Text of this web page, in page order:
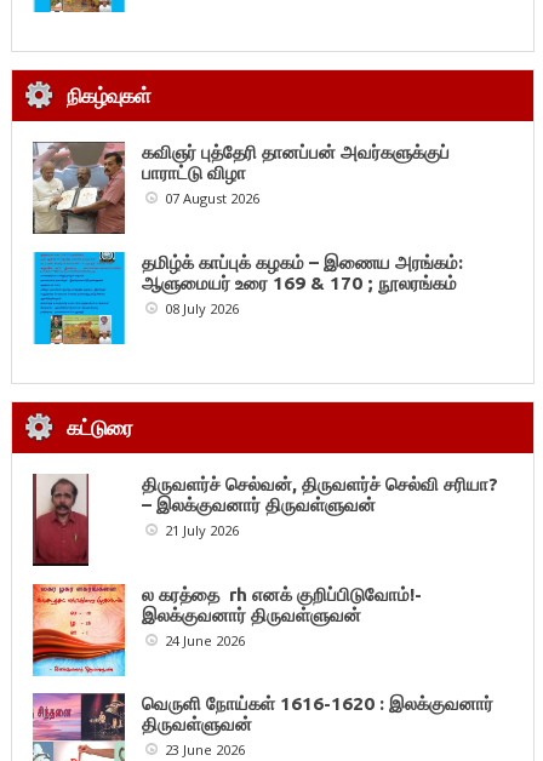
நிகழ்வுகள்
கவிஞர் புத்தேரி தானப்பன் அவர்களுக்குப்
பாராட்டு விழா
07 August 2026
தமிழ்க் காப்புக் கழகம் – இணைய அரங்கம்:
ஆளுமையர் உரை 169 & 170 ; நூலரங்கம்
08 July 2026
கட்டுரை
திருவளர்ச் செல்வன், திருவளர்ச் செல்வி சரியா?
– இலக்குவனார் திருவள்ளுவன்
21 July 2026
ல கரத்தை rh எனக் குறிப்பிடுவோம்!-
இலக்குவனார் திருவள்ளுவன்
24 June 2026
வெருளி நோய்கள் 1616-1620 : இலக்குவனார்
திருவள்ளுவன்
23 June 2026